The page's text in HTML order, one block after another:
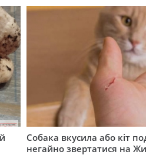
Собака вкусила або кіт
негайно звертатися на